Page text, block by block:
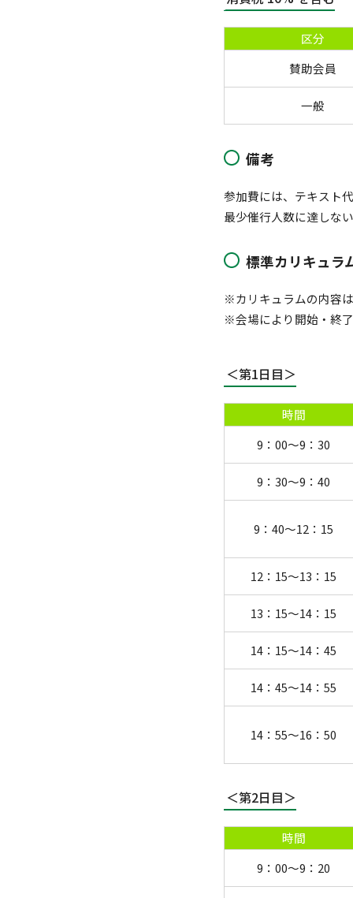
区分
賛助会員
一般
備考
参加費には、テキスト
最少催行人数に達しな
標準カリキュラ
※カリキュラムの内容
※会場により開始・終
＜第1日目＞
時間
9：00～9：30
9：30～9：40
9：40～12：15
12：15～13：15
13：15～14：15
14：15～14：45
14：45～14：55
14：55～16：50
＜第2日目＞
時間
9：00～9：20